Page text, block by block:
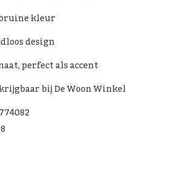
kleur
design
perfect als accent
bij De Woon Winkel